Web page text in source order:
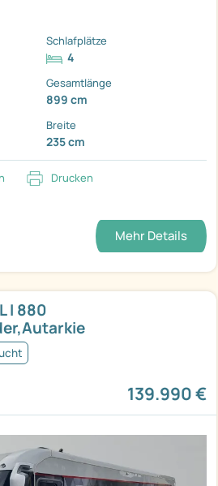
Schlafplätze
4
Gesamtlänge
899 cm
Breite
235 cm
Drucken
Mehr Details
I 880
139.990 €